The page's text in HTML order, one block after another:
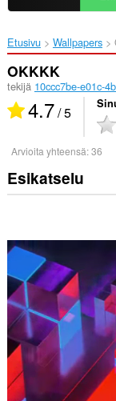
Etusivu Wallpapers
OKKKK
tekijä 10ccc7be-e01c-
4.7/ 5
Arvioita yhteensä:36
Esikatselu